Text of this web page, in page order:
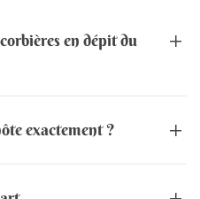
en dépit du
exactement ?